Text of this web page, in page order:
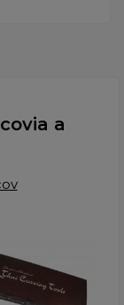
a